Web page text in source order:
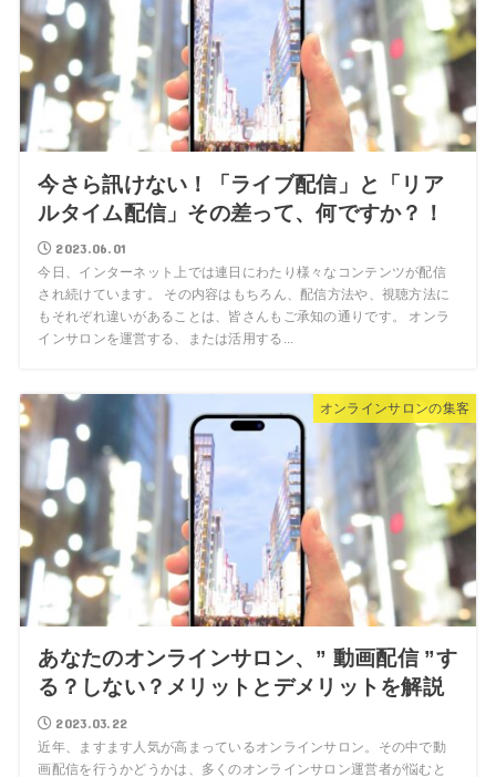
今さら訊けない！「ライブ配信」と「リア
ルタイム配信」その差って、何ですか？！
2023.06.01
今日、インターネット上では連日にわたり様々なコンテンツが配信
され続けています。 その内容はもちろん、配信方法や、視聴方法に
もそれぞれ違いがあることは、皆さんもご承知の通りです。 オンラ
インサロンを運営する、または活用する...
オンラインサロンの集客
あなたのオンラインサロン、” 動画配信 ”す
る？しない？メリットとデメリットを解説
2023.03.22
近年、ますます人気が高まっているオンラインサロン。その中で動
画配信を行うかどうかは、多くのオンラインサロン運営者が悩むと